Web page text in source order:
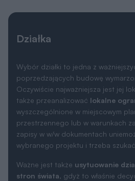
Działka
Wybór działki to jedna z
poprzedzających budowę
Oczywiście najważniejsza jest jej
także przeanalizować lokalne
wyszczególnione w miejscowym
przestrzennego lub w warunkach
zapisy w w/w dokumentach
wybranego projektu i trzeba
Ważne jest także usytuowanie
stron świata, gdyż to właśnie